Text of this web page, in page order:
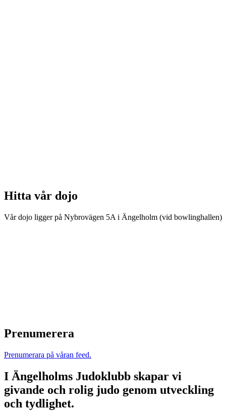
Hitta vår dojo
Vår dojo ligger på Nybrovägen 5A i Ängelholm (vid bowlinghallen)
Prenumerera
Prenumerara på våran feed.
I Ängelholms Judoklubb skapar vi
givande och rolig judo genom utveckling
och tydlighet.